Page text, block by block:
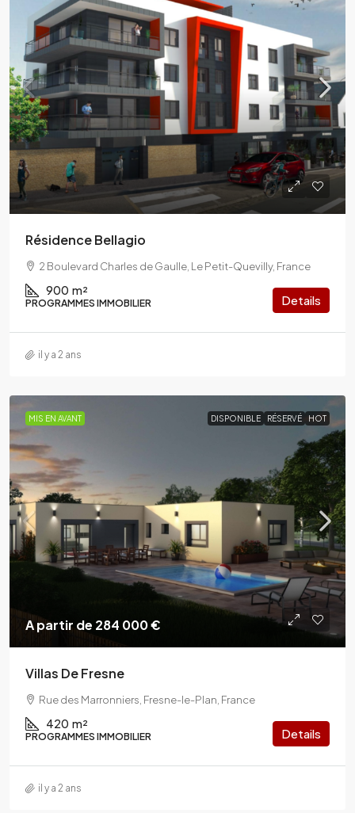
Résidence Bellagio
2 Boulevard Charles de Gaulle, Le Petit-Quevilly, France
900 m²
PROGRAMMES IMMOBILIER Details
il y a 2 ans
MIS EN AVANT DISPONIBLE RÉSERVÉ HOT
A partir de 284 000 €
Villas De Fresne
Rue des Marronniers, Fresne-le-Plan, France
420 m²
PROGRAMMES IMMOBILIER Details
il y a 2 ans